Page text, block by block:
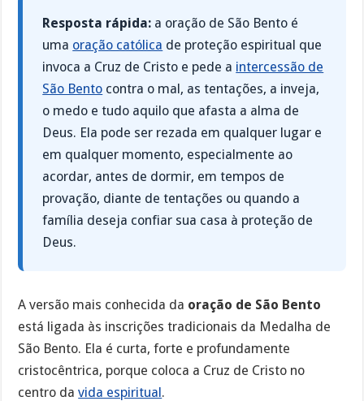
Resposta rápida: a oração de São Bento é
uma oração católica de proteção espiritual que
invoca a Cruz de Cristo e pede a intercessão de
São Bento contra o mal, as tentações, a inveja,
o medo e tudo aquilo que afasta a alma de
Deus. Ela pode ser rezada em qualquer lugar e
em qualquer momento, especialmente ao
acordar, antes de dormir, em tempos de
provação, diante de tentações ou quando a
família deseja confiar sua casa à proteção de
Deus.
A versão mais conhecida da oração de São Bento
está ligada às inscrições tradicionais da Medalha de
São Bento. Ela é curta, forte e profundamente
cristocêntrica, porque coloca a Cruz de Cristo no
centro davida espiritual.